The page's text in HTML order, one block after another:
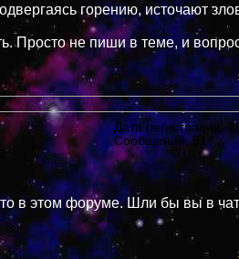
горению, источают
Просто не пиши в теме, и
Дата регистрации:
Сообщений: 514
в этом форуме. Шли бы вы в